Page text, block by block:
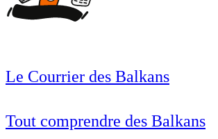
Le Courrier des Balkans
Tout comprendre des Balkans